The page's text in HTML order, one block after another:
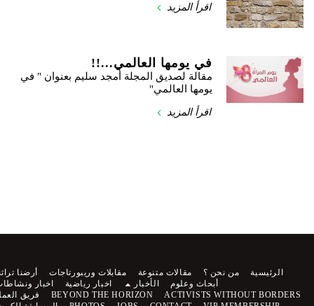
اقرأ المزيد
في يومها العالمي...!!
مقالة لصديق المجلة أمجد سليم بعنوان " في
يومها العالمي"
اقرأ المزيد
الرئيسية من نحن ؟ مقالات متنوعة مقابلات وريبورتاجات
أرضنا تراثنا
أبحاث وعلوم
الأخبار اخبار رياضية
اخبار ونشاطات
ACTIVISTS WITHOUT BORDERS
BEYOND THE HORIZON
فريق العمل